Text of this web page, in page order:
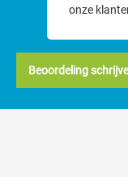
onze
Beoordeling